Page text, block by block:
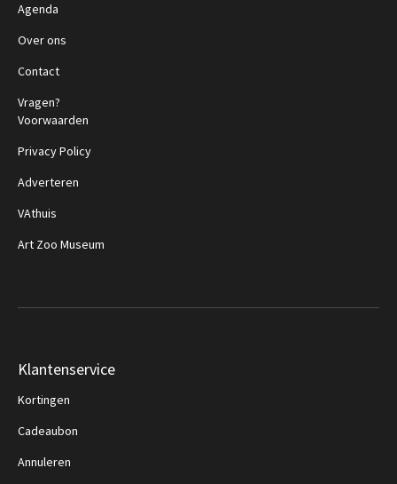
Agenda
Over ons
Contact
Vragen?
Voorwaarden
Privacy Policy
Adverteren
VAthuis
Art Zoo Museum
Klantenservice
Kortingen
Cadeaubon
Annuleren